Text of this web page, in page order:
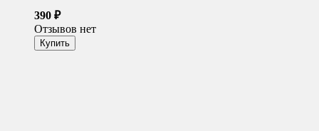
390 ₽
Отзывов нет